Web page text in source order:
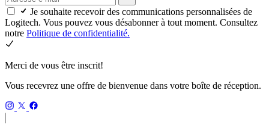
Je souhaite recevoir des communications personnalisées de
Logitech. Vous pouvez vous désabonner à tout moment. Consultez
notre Politique de confidentialité.
Merci de vous être inscrit!
Vous recevrez une offre de bienvenue dans votre boîte de réception.